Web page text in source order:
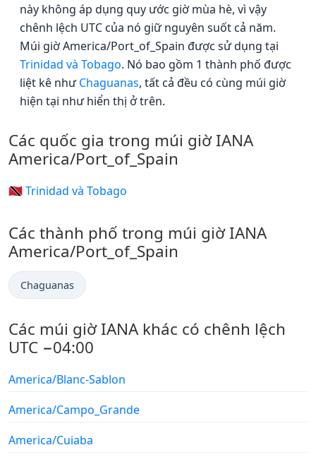
này không áp dụng quy ước giờ mùa hè, vì vậy
chênh lệch UTC của nó giữ nguyên suốt cả năm.
Múi giờ America/Port_of_Spain được sử dụng tại
Trinidad và Tobago. Nó bao gồm 1 thành phố được
liệt kê nhưChaguanas, tất cả đều có cùng múi giờ
hiện tại như hiển thị ở trên.
Các quốc gia trong múi giờ IANA
America/Port_of_Spain
🇹🇹 Trinidad và Tobago
Các thành phố trong múi giờ IANA
America/Port_of_Spain
Chaguanas
Các múi giờ IANA khác có chênh lệch
UTC −04:00
America/Blanc-Sablon
America/Campo_Grande
America/Cuiaba